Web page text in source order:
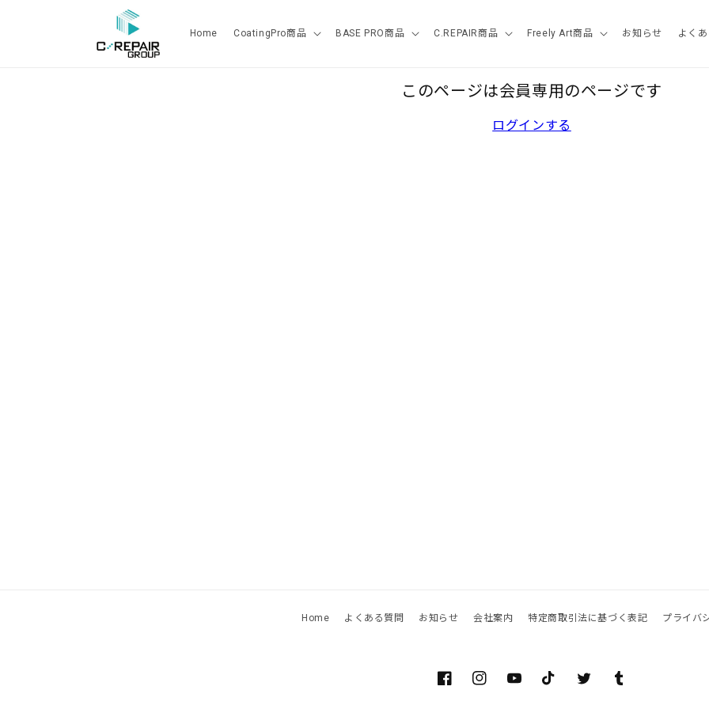
Home CoatingPro商品 BASE PRO商品 C.REPAIR商品 Freely Art商品 お知らせ よく
このページは会員専用のページです
ログインする
Home よくある質問 お知らせ 会社案内 特定商取引法に基づく表記 プライバ
FacebookInstagramYouTubeTikTok Twitter Tumblr